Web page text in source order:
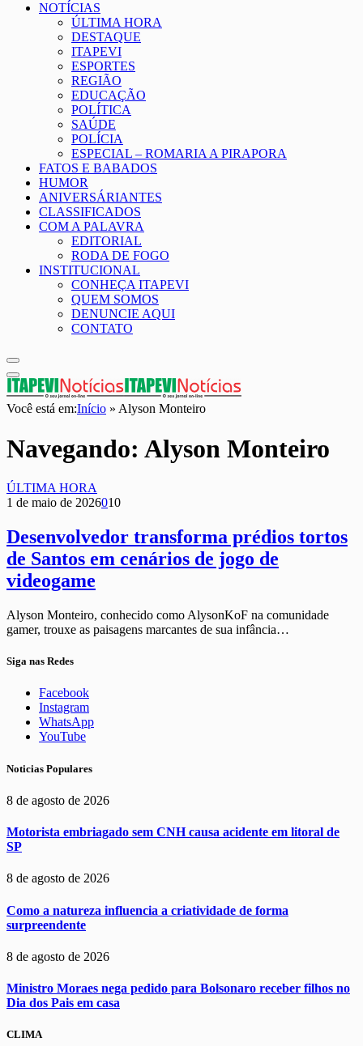
NOTÍCIAS
ÚLTIMA HORA
DESTAQUE
ITAPEVI
ESPORTES
REGIÃO
EDUCAÇÃO
POLÍTICA
SAÚDE
POLÍCIA
ESPECIAL – ROMARIA A PIRAPORA
FATOS E BABADOS
HUMOR
ANIVERSÁRIANTES
CLASSIFICADOS
COM A PALAVRA
EDITORIAL
RODA DE FOGO
INSTITUCIONAL
CONHEÇA ITAPEVI
QUEM SOMOS
DENUNCIE AQUI
CONTATO
Você está em:Início » Alyson Monteiro
Navegando: Alyson Monteiro
ÚLTIMA HORA
1 de maio de 2026010
Desenvolvedor transforma prédios tortos
de Santos em cenários de jogo de
videogame
Alyson Monteiro, conhecido como AlysonKoF na comunidade
gamer, trouxe as paisagens marcantes de sua infância…
Siga nas Redes
Facebook
Instagram
WhatsApp
YouTube
Noticias Populares
8 de agosto de 2026
Motorista embriagado sem CNH causa acidente em litoral de
SP
8 de agosto de 2026
Como a natureza influencia a criatividade de forma
surpreendente
8 de agosto de 2026
Ministro Moraes nega pedido para Bolsonaro receber filhos no
Dia dos Pais em casa
CLIMA